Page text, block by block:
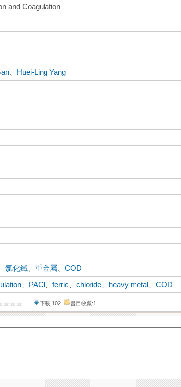
and Coagulation
Huei-Ling Yang
、氯化鐵 、重金屬 、COD
PACl 、ferric 、chloride heavy metal 、COD
下載:102 書目收藏:1